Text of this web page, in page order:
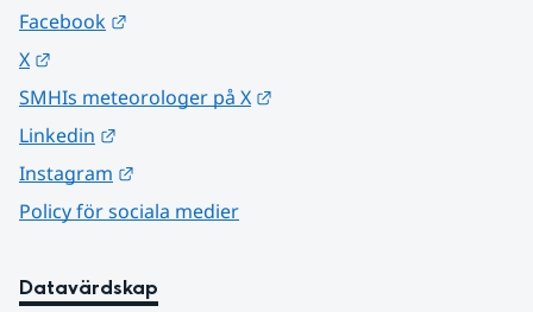
Facebook
X
SMHIs meteorologer på X
Linkedin
Instagram
Policy för sociala medier
Datavärdskap